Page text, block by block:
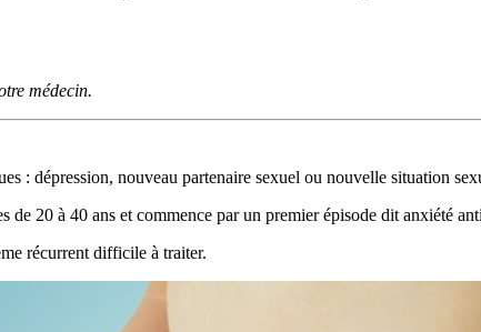
médecin.
: dépression, nouveau partenaire sexuel ou nouvelle situation
20 à 40 ans et commence par un premier épisode dit anxiété
récurrent difficile à traiter.